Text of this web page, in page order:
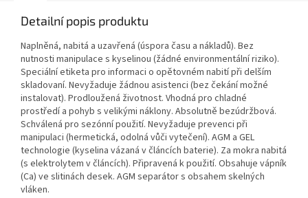
Detailní popis produktu
Naplněná, nabitá a uzavřená (úspora času a nákladů). Bez
nutnosti manipulace s kyselinou (žádné environmentální riziko).
Speciální etiketa pro informaci o opětovném nabití při delším
skladovaní. Nevyžaduje žádnou asistenci (bez čekání možné
instalovat). Prodloužená životnost. Vhodná pro chladné
prostředí a pohyb s velikými náklony. Absolutně bezúdržbová.
Schválená pro sezónní použití. Nevyžaduje prevenci při
manipulaci (hermetická, odolná vůči vytečení). AGM a GEL
technologie (kyselina vázaná v článcích baterie). Za mokra nabitá
(s elektrolytem v článcích). Připravená k použití. Obsahuje vápník
(Ca) ve slitinách desek. AGM separátor s obsahem skelných
vláken.